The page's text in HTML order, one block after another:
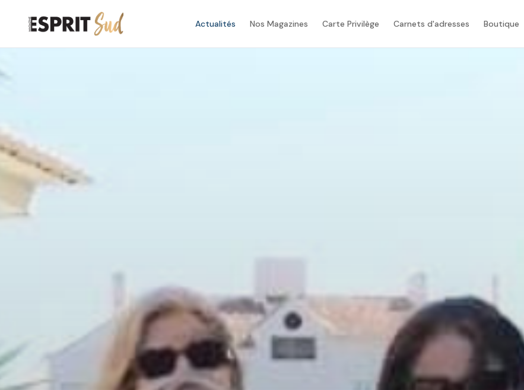
Actualités Nos Magazines Carte Privilège Carnets d'adresses Boutique